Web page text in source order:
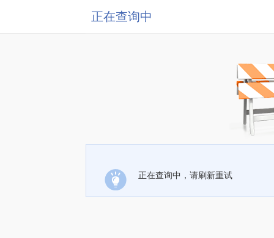
正在查询中
正在查询中，请刷新重试